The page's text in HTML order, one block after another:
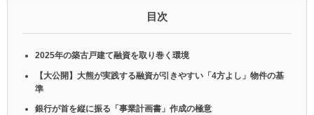
目次
2025年の築古戸建て融資を取り巻く環境
【大公開】大熊が実践する融資が引きやすい「4方よし」物件の基
準
銀行が首を縦に振る「事業計画書」作成の極意